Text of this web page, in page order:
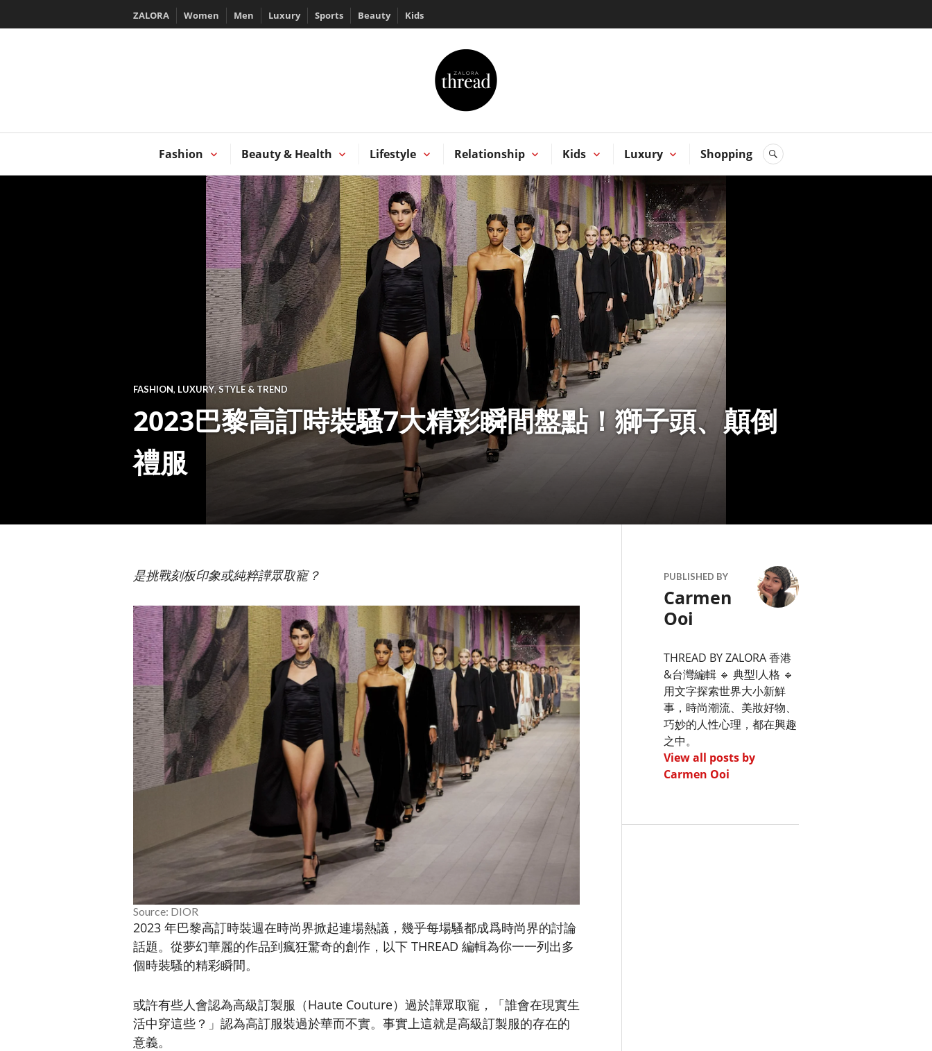
to
ZALORA Women Men Luxury Sports Beauty Kids
THREAD by ZALORA Hong
Kong
Fashion Beauty & Health Lifestyle Relationship Kids Luxury Shopping SEARCH
FASHION, LUXURY,STYLE & TREND
2023巴黎高訂時裝騷7大精彩瞬間盤點！獅子頭、顛倒
禮服
是挑戰刻板印象或純粹譁眾取寵？
Source: DIOR
2023 年巴黎高訂時裝週在時尚界掀起連場熱議，幾乎每場騷都成爲時尚界的討論
話題。從夢幻華麗的作品到瘋狂驚奇的創作，以下 THREAD 編輯為你一一列出多
個時裝騷的精彩瞬間。
或許有些人會認為高級訂製服（Haute Couture）過於譁眾取寵，「誰會在現實生
活中穿這些？」認為高訂服裝過於華而不實。事實上這就是高級訂製服的存在的
意義。
PUBLISHED BY
Carmen
Ooi
THREAD BY ZALORA 香港
&台灣編輯 🔹 典型I人格 🔹
用文字探索世界大小新鮮
事，時尚潮流、美妝好物、
巧妙的人性心理，都在興趣
之中。
View all posts by
Carmen Ooi